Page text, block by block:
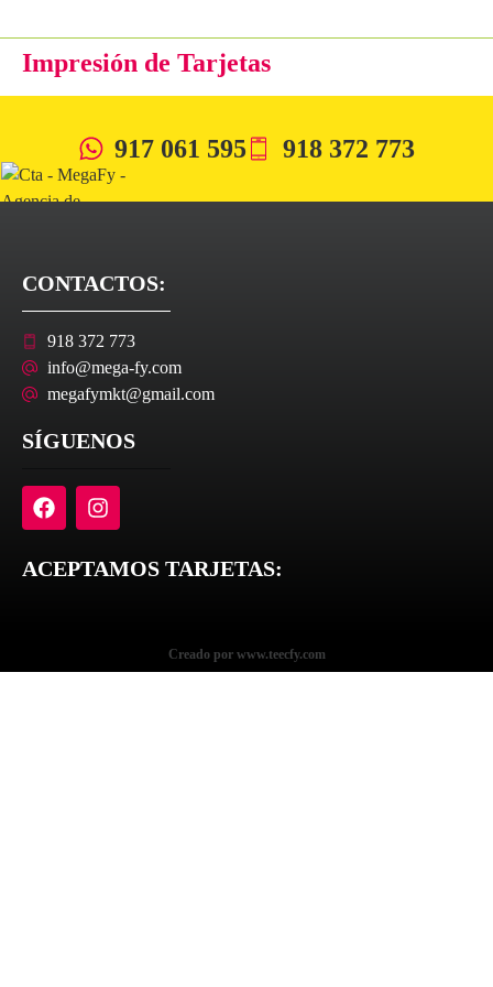
Impresión de Tarjetas
917 061 595 918 372 773
CONTACTOS:
918 372 773
info@mega-fy.com
megafymkt@gmail.com
SÍGUENOS
ACEPTAMOS TARJETAS:
Creado por www.teecfy.com